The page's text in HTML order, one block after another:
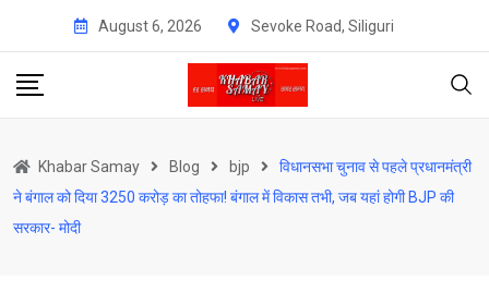
content
August 6, 2026 Sevoke Road, Siliguri
Khabar Samay Blog bjp
विधानसभा चुनाव से पहले प्रधानमंत्री
ने बंगाल को दिया 3250 करोड़ का तोहफा! बंगाल में विकास तभी, जब यहां होगी BJP की
सरकार- मोदी